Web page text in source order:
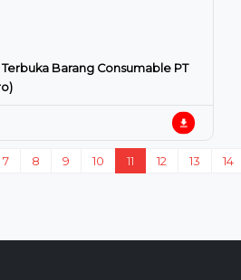
Barang Consumable PT
7 8 9 10 11 12 13 14